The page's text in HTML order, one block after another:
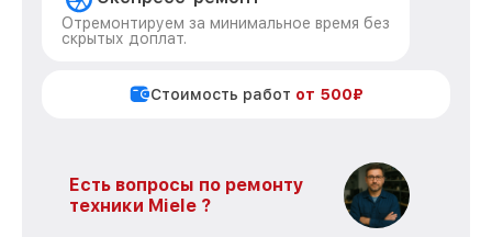
Отремонтируем за минимальное время без
скрытых доплат.
Стоимость работ от 500₽
Есть вопросы по ремонту
техники Miele ?